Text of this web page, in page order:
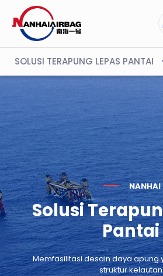
SOLUSI TERAPUNG LEPAS PANTAI
NANHAI
Solusi
Pantai
Memfasilitasi desain daya apung
struktur kelautan